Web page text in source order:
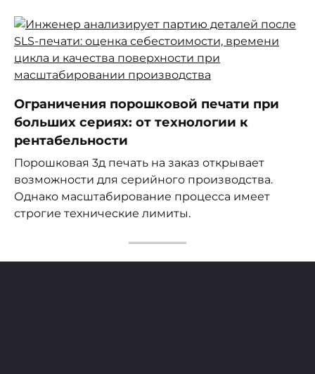
Ограничения порошковой печати при
больших сериях: от технологии к
рентабельности
Порошковая 3д печать на заказ открывает
возможности для серийного производства.
Однако масштабирование процесса имеет
строгие технические лимиты.